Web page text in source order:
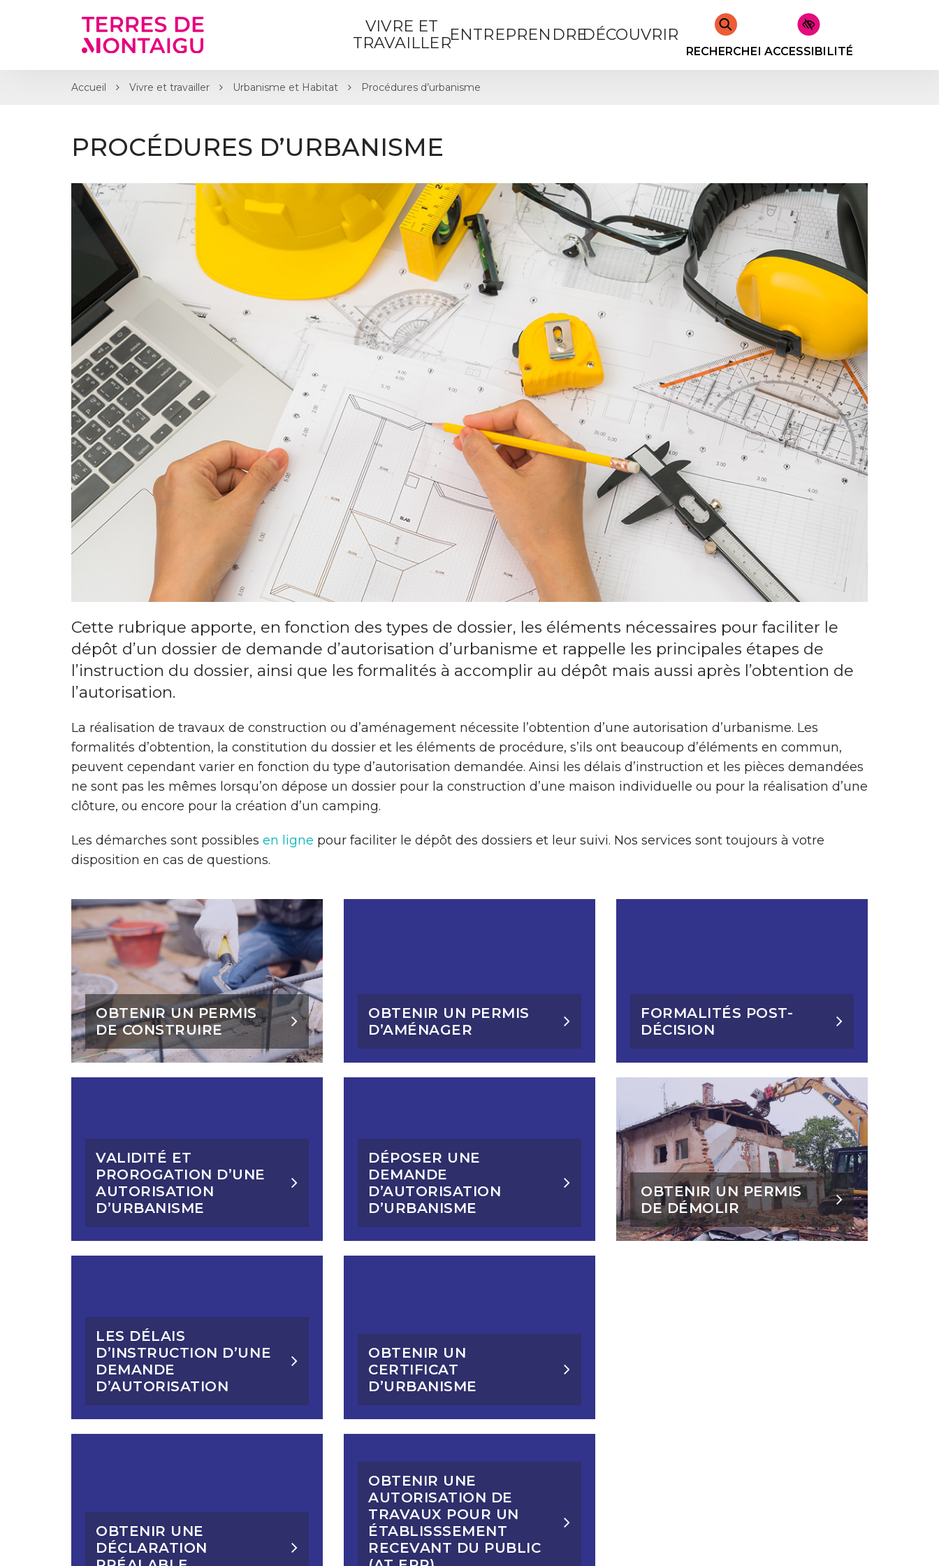
VIVRE ET
TRAVAILLERENTREPRENDREDÉCOUVRIR
RECHERCHERACCESSIBILITÉ
Accueil Vivre et travailler Urbanisme et Habitat Procédures d’urbanisme
PROCÉDURES D’URBANISME
Cette rubrique apporte, en fonction des types de dossier, les éléments nécessaires pour faciliter le
dépôt d’un dossier de demande d’autorisation d’urbanisme et rappelle les principales étapes de
l’instruction du dossier, ainsi que les formalités à accomplir au dépôt mais aussi après l’obtention de
l’autorisation.
La réalisation de travaux de construction ou d’aménagement nécessite l’obtention d’une autorisation d’urbanisme. Les
formalités d’obtention, la constitution du dossier et les éléments de procédure, s’ils ont beaucoup d’éléments en commun,
peuvent cependant varier en fonction du type d’autorisation demandée. Ainsi les délais d’instruction et les pièces demandées
ne sont pas les mêmes lorsqu’on dépose un dossier pour la construction d’une maison individuelle ou pour la réalisation d’une
clôture, ou encore pour la création d’un camping.
Les démarches sont possibles en ligne pour faciliter le dépôt des dossiers et leur suivi. Nos services sont toujours à votre
disposition en cas de questions.
OBTENIR UN PERMIS
DE CONSTRUIRE
VALIDITÉ ET
PROROGATION D’UNE
AUTORISATION
D’URBANISME
LES DÉLAIS
D’INSTRUCTION D’UNE
DEMANDE
D’AUTORISATION
OBTENIR UNE
DÉCLARATION
OBTENIR UN PERMIS
D’AMÉNAGER
DÉPOSER UNE
DEMANDE
D’AUTORISATION
D’URBANISME
OBTENIR UN
CERTIFICAT
D’URBANISME
OBTENIR UNE
AUTORISATION DE
TRAVAUX POUR UN
ÉTABLISSSEMENT
RECEVANT DU PUBLIC
FORMALITÉS POST-
DÉCISION
OBTENIR UN PERMIS
DE DÉMOLIR